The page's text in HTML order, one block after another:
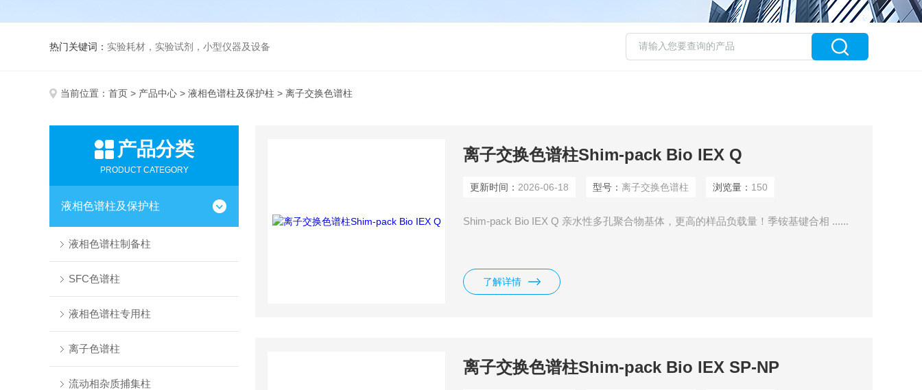
热门关键词： 实验耗材，实验试剂，小型仪器及设备
当前位置： 首页 > 产品中心 > 液相色谱柱及保护柱 > 离子交换色谱柱
产品分类
PRODUCT CATEGORY
液相色谱柱及保护柱
液相色谱柱制备柱
SFC色谱柱
液相色谱柱专用柱
离子色谱柱
流动相杂质捕集柱
离子交换色谱柱Shim-pack Bio IEX Q
更新时间： 2026-06-18 型号：离子交换色谱柱 浏览量： 150
Shim-pack Bio IEX Q 亲水性多孔聚合物基体，更高的样品负载量！季铵基键合相 ......
了解详情
离子交换色谱柱Shim-pack Bio IEX SP-NP